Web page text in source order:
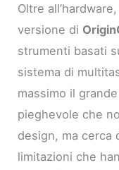
Oltre
versione di
strumenti basati
sistema di
massimo il
pieghevole che
design, ma cerca
limitazioni che